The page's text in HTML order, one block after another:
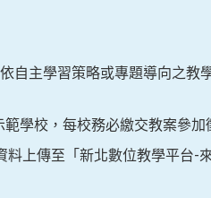
自主學習策略或專題導向之教
學校，每校務必繳交教案參加
料上傳至「新北數位教學平台-